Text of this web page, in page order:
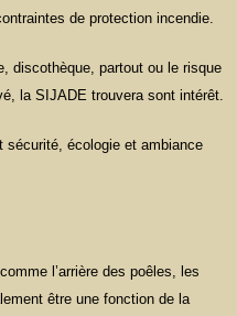
de protection incendie.
discothèque, partout ou le risque
la SIJADE trouvera sont intérêt.
sécurité, écologie et ambiance
l’arrière des poêles, les
être une fonction de la